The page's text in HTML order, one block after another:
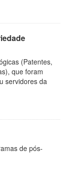
(Patentes,
que foram
servidores da
de pós-